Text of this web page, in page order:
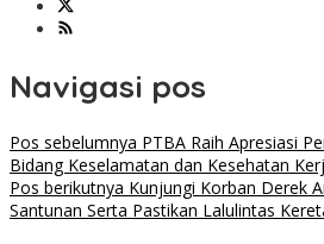
Navigasi pos
Pos sebelumnya PTBA Raih Apresiasi
Bidang Keselamatan dan Kesehatan
Pos berikutnya Kunjungi Korban Derek
Santunan Serta Pastikan Lalulintas